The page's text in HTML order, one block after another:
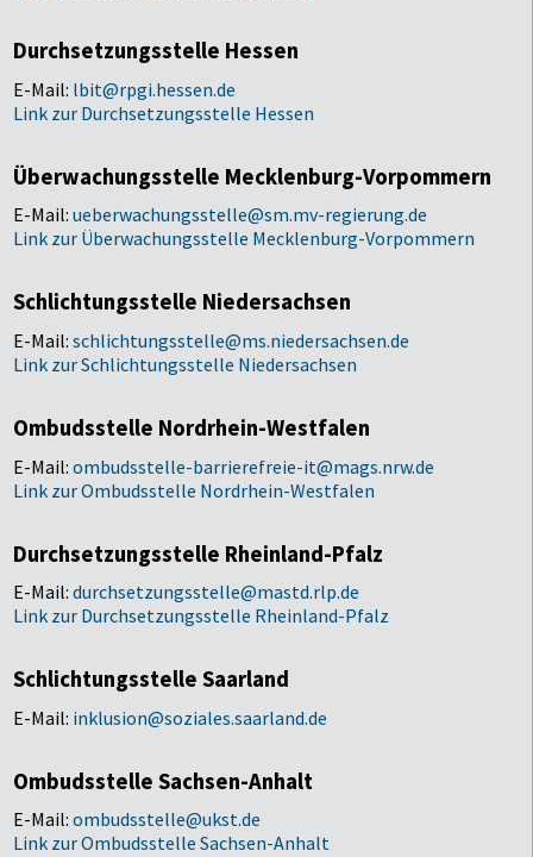
Durchsetzungsstelle Hessen
E-Mail: lbit@rpgi.hessen.de
Link zur Durchsetzungsstelle Hessen
Überwachungsstelle Mecklenburg-Vorpommern
E-Mail:ueberwachungsstelle@sm.mv-regierung.de
Link zur Überwachungsstelle Mecklenburg-Vorpommern
Schlichtungsstelle Niedersachsen
E-Mail:schlichtungsstelle@ms.niedersachsen.de
Link zur Schlichtungsstelle Niedersachsen
Ombudsstelle Nordrhein-Westfalen
E-Mail:ombudsstelle-barrierefreie-it@mags.nrw.de
Link zur Ombudsstelle Nordrhein-Westfalen
Durchsetzungsstelle Rheinland-Pfalz
E-Mail:durchsetzungsstelle@mastd.rlp.de
Link zur Durchsetzungsstelle Rheinland-Pfalz
Schlichtungsstelle Saarland
E-Mail: inklusion@soziales.saarland.de
Ombudsstelle Sachsen-Anhalt
E-Mail:ombudsstelle@ukst.de
Link zur Ombudsstelle Sachsen-Anhalt